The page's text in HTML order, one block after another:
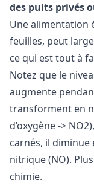
des puits privés
Une alimentation
feuilles, peut
ce qui est tout à
Notez que le
augmente
transforment en
d’oxygène ->
carnés, il
nitrique (NO).
chimie.